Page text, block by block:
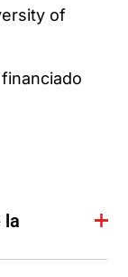
of
la